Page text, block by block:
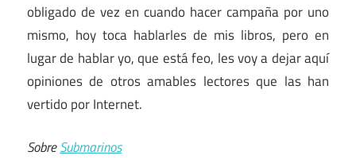
obligado de vez en cuando hacer campaña por uno
mismo, hoy toca hablarles de mis libros, pero en
lugar de hablar yo, que está feo, les voy a dejar aquí
opiniones de otros amables lectores que las han
vertido por Internet.
SobreSubmarinos